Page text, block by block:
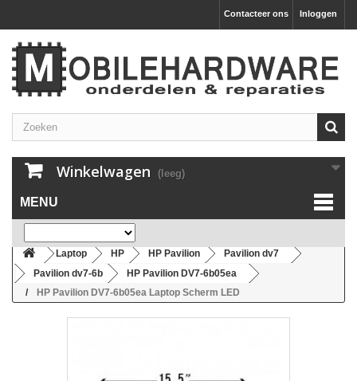
Inloggen
Contacteer ons
Winkelwagen (leeg)
MENU
Laptop HP HP Pavilion
Pavilion dv7
Pavilion dv7-6b
HP Pavilion DV7-6b05ea
HP Pavilion DV7-6b05ea Laptop Scherm LED